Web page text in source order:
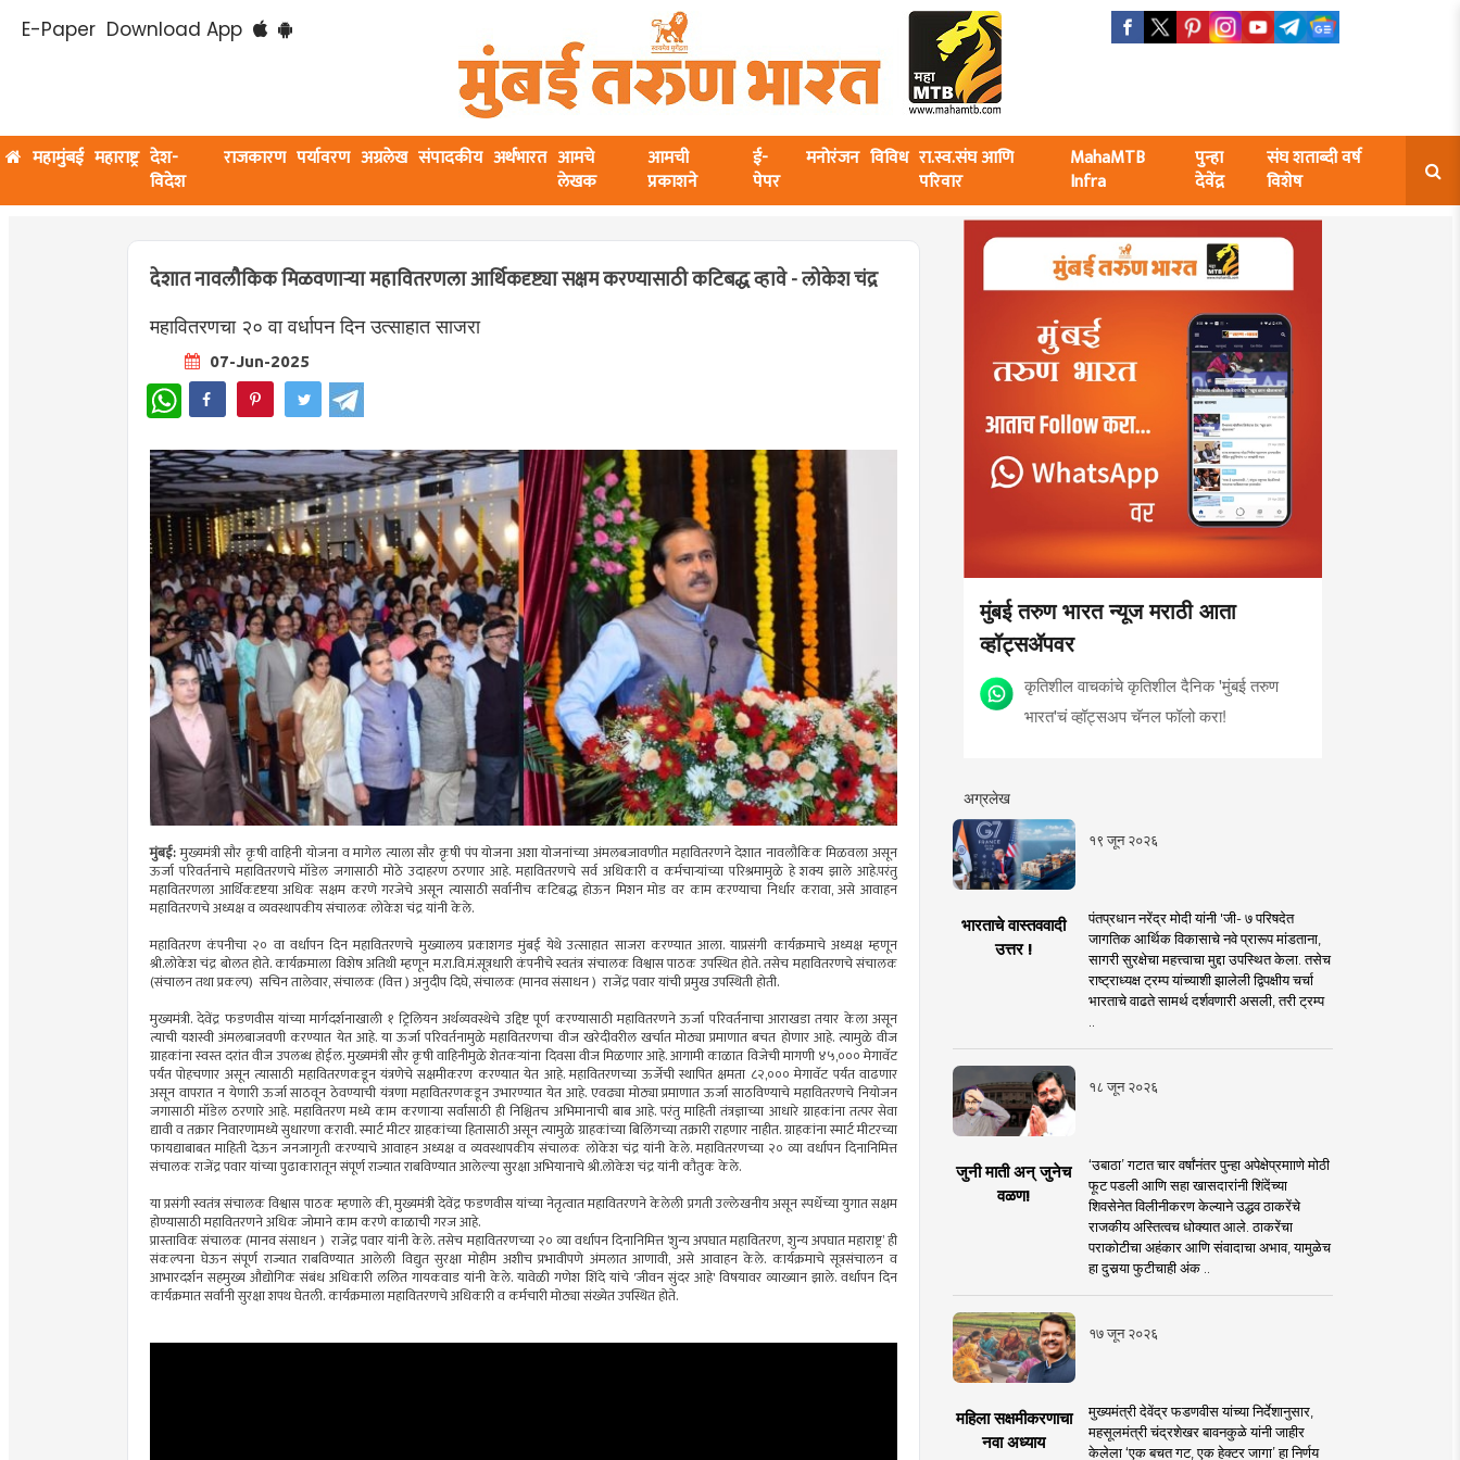
E-Paper Download App
महामुंबई महाराष्ट्र देश-
विदेश
राजकारण पर्यावरण अग्रलेख संपादकीय अर्थभारत आमचे
लेखक
आमची
प्रकाशने
ई-
पेपर
मनोरंजन विविध रा.स्व.संघ आणि
परिवार
MahaMTB
Infra
पुन्हा
देवेंद्र
संघ शताब्दी वर्ष
विशेष
देशात नावलौकिक मिळवणाऱ्या महावितरणला आर्थिकदृष्ट्या सक्षम करण्यासाठी कटिबद्ध व्हावे - लोकेश चंद्र
महावितरणचा २० वा वर्धापन दिन उत्साहात साजरा
07-Jun-2025
WhatsApp
मुंबई:मुख्यमंत्री सौर कृषी वाहिनी योजना व मागेल त्याला सौर कृषी पंप योजना अशा योजनांच्या अंमलबजावणीत महावितरणने देशात नावलौकिक मिळवला असून
ऊर्जा परिवर्तनाचे महावितरणचे मॉडेल जगासाठी मोठे उदाहरण ठरणार आहे. महावितरणचे सर्व अधिकारी व कर्मचाऱ्यांच्या परिश्रमामुळे हे शक्य झाले आहे.परंतु
महावितरणला आर्थिकदृष्टया अधिक सक्षम करणे गरजेचे असून त्यासाठी सर्वानीच कटिबद्ध होऊन मिशन मोड वर काम करण्याचा निर्धार करावा, असे आवाहन
महावितरणचे अध्यक्ष व व्यवस्थापकीय संचालक लोकेश चंद्र यांनी केले.
महावितरण कंपनीचा २० वा वर्धापन दिन महावितरणचे मुख्यालय प्रकाशगड मुंबई येथे उत्साहात साजरा करण्यात आला. याप्रसंगी कार्यक्रमाचे अध्यक्ष म्हणून
श्री.लोकेश चंद्र बोलत होते. कार्यक्रमाला विशेष अतिथी म्हणून म.रा.वि.मं.सूत्रधारी कंपनीचे स्वतंत्र संचालक विश्वास पाठक उपस्थित होते. तसेच महावितरणचे संचालक
(संचालन तथा प्रकल्प) सचिन तालेवार, संचालक (वित्त ) अनुदीप दिघे, संचालक (मानव संसाधन ) राजेंद्र पवार यांची प्रमुख उपस्थिती होती.
मुख्यमंत्री. देवेंद्र फडणवीस यांच्या मार्गदर्शनाखाली १ ट्रिलियन अर्थव्यवस्थेचे उद्दिष्ट पूर्ण करण्यासाठी महावितरणने ऊर्जा परिवर्तनाचा आराखडा तयार केला असून
त्याची यशस्वी अंमलबाजवणी करण्यात येत आहे. या ऊर्जा परिवर्तनामुळे महावितरणचा वीज खरेदीवरील खर्चात मोठ्या प्रमाणात बचत होणार आहे. त्यामुळे वीज
ग्राहकांना स्वस्त दरांत वीज उपलब्ध होईल. मुख्यमंत्री सौर कृषी वाहिनीमुळे शेतकऱ्यांना दिवसा वीज मिळणार आहे. आगामी काळात विजेची मागणी ४५,००० मेगावॅट
पर्यंत पोहचणार असून त्यासाठी महावितरणकडून यंत्रणेचे सक्षमीकरण करण्यात येत आहे. महावितरणच्या ऊर्जेची स्थापित क्षमता ८२,००० मेगावॅट पर्यंत वाढणार
असून वापरात न येणारी ऊर्जा साठवून ठेवण्याची यंत्रणा महावितरणकडून उभारण्यात येत आहे. एवढ्या मोठ्या प्रमाणात ऊर्जा साठविण्याचे महावितरणचे नियोजन
जगासाठी मॉडेल ठरणारे आहे. महावितरण मध्ये काम करणाऱ्या सर्वांसाठी ही निश्चितच अभिमानाची बाब आहे. परंतु माहिती तंत्रज्ञाच्या आधारे ग्राहकांना तत्पर सेवा
द्यावी व तक्रार निवारणामध्ये सुधारणा करावी. स्मार्ट मीटर ग्राहकांच्या हितासाठी असून त्यामुळे ग्राहकांच्या बिलिंगच्या तक्रारी राहणार नाहीत. ग्राहकांना स्मार्ट मीटरच्या
फायद्याबाबत माहिती देऊन जनजागृती करण्याचे आवाहन अध्यक्ष व व्यवस्थापकीय संचालक लोकेश चंद्र यांनी केले. महावितरणच्या २० व्या वर्धापन दिनानिमित्त
संचालक राजेंद्र पवार यांच्या पुढाकारातून संपूर्ण राज्यात राबविण्यात आलेल्या सुरक्षा अभियानाचे श्री.लोकेश चंद्र यांनी कौतुक केले.
या प्रसंगी स्वतंत्र संचालक विश्वास पाठक म्हणाले की, मुख्यमंत्री देवेंद्र फडणवीस यांच्या नेतृत्वात महावितरणने केलेली प्रगती उल्लेखनीय असून स्पर्धेच्या युगात सक्षम
होण्यासाठी महावितरणने अधिक जोमाने काम करणे काळाची गरज आहे.
प्रास्ताविक संचालक (मानव संसाधन ) राजेंद्र पवार यांनी केले. तसेच महावितरणच्या २० व्या वर्धापन दिनानिमित्त ‘शुन्य अपघात महावितरण, शुन्य अपघात महाराष्ट्र’ ही
संकल्पना घेऊन संपूर्ण राज्यात राबविण्यात आलेली विद्युत सुरक्षा मोहीम अशीच प्रभावीपणे अंमलात आणावी, असे आवाहन केले. कार्यक्रमाचे सूत्रसंचालन व
आभारदर्शन सहमुख्य औद्योगिक संबंध अधिकारी ललित गायकवाड यांनी केले. यावेळी गणेश शिंदे यांचे 'जीवन सुंदर आहे' विषयावर व्याख्यान झाले. वर्धापन दिन
कार्यक्रमात सर्वांनी सुरक्षा शपथ घेतली. कार्यक्रमाला महावितरणचे अधिकारी व कर्मचारी मोठ्या संख्येत उपस्थित होते.
मुंबई तरुण भारत न्यूज मराठी आता
व्हॉट्सॲपवर
कृतिशील वाचकांचे कृतिशील दैनिक 'मुंबई तरुण
भारत'चं व्हॉट्सअप चॅनल फॉलो करा!
अग्रलेख
१९ जून २०२६
भारताचे वास्तववादी
उत्तर !
पंतप्रधान नरेंद्र मोदी यांनी 'जी- ७ परिषदेत
जागतिक आर्थिक विकासाचे नवे प्रारूप मांडताना,
सागरी सुरक्षेचा महत्त्वाचा मुद्दा उपस्थित केला. तसेच
राष्ट्राध्यक्ष ट्रम्प यांच्याशी झालेली द्विपक्षीय चर्चा
भारताचे वाढते सामर्थ दर्शवणारी असली, तरी ट्रम्प
१८ जून २०२६
जुनी माती अन् जुनेच
वळण!
‘उबाठा’ गटात चार वर्षांनंतर पुन्हा अपेक्षेप्रमााणे मोठी
फूट पडली आणि सहा खासदारांनी शिंदेंच्या
शिवसेनेत विलीनीकरण केल्याने उद्धव ठाकरेंचे
राजकीय अस्तित्वच धोक्यात आले. ठाकरेंचा
पराकोटीचा अहंकार आणि संवादाचा अभाव, यामुळेच
हा दुसर्‍या फुटीचाही अंक ..
१७ जून २०२६
महिला सक्षमीकरणाचा
नवा अध्याय
मुख्यमंत्री देवेंद्र फडणवीस यांच्या निर्देशानुसार,
महसूलमंत्री चंद्रशेखर बावनकुळे यांनी जाहीर
केलेला ‘एक बचत गट, एक हेक्टर जागा’ हा निर्णय